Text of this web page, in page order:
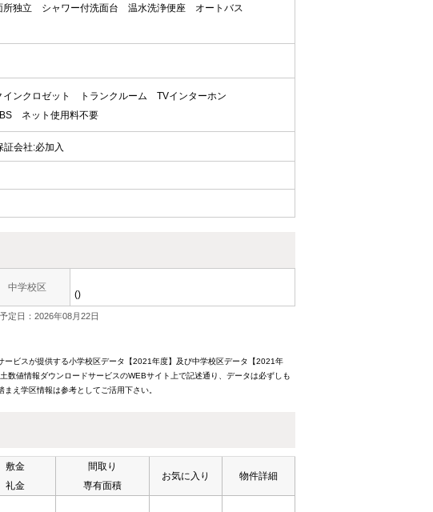
所独立 シャワー付洗面台 温水洗浄便座
オートバス
インクロゼット トランクルーム
TVインターホン
BS ネット使用料不要
証会社:必加入
中学校区
()
定日：2026年08月22日
ビスが提供する小学校区データ【2021年度】及び中学校区データ【2021年
数値情報ダウンロードサービスのWEBサイト上で記述通り、データは必ずしも
え学区情報は参考としてご活用下さい。
敷金
礼金
間取り
専有面積
お気に入り 物件詳細